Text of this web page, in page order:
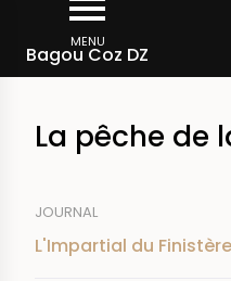
contenu
MENU
Bagou Coz DZ
d'Ariane
Rechercher dans la
La pêche de
JOURNAL
L'Impartial du Finistère